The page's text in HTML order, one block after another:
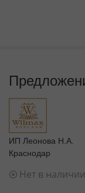
ИП Леонова Н.А.
Краснодар
Нет в наличии